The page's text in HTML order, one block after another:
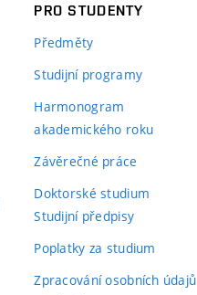
PRO STUDENTY
Předměty
Studijní programy
Harmonogram
akademického roku
Závěrečné práce
Doktorské studium
Studijní předpisy
Poplatky za studium
Zpracování osobních údajů